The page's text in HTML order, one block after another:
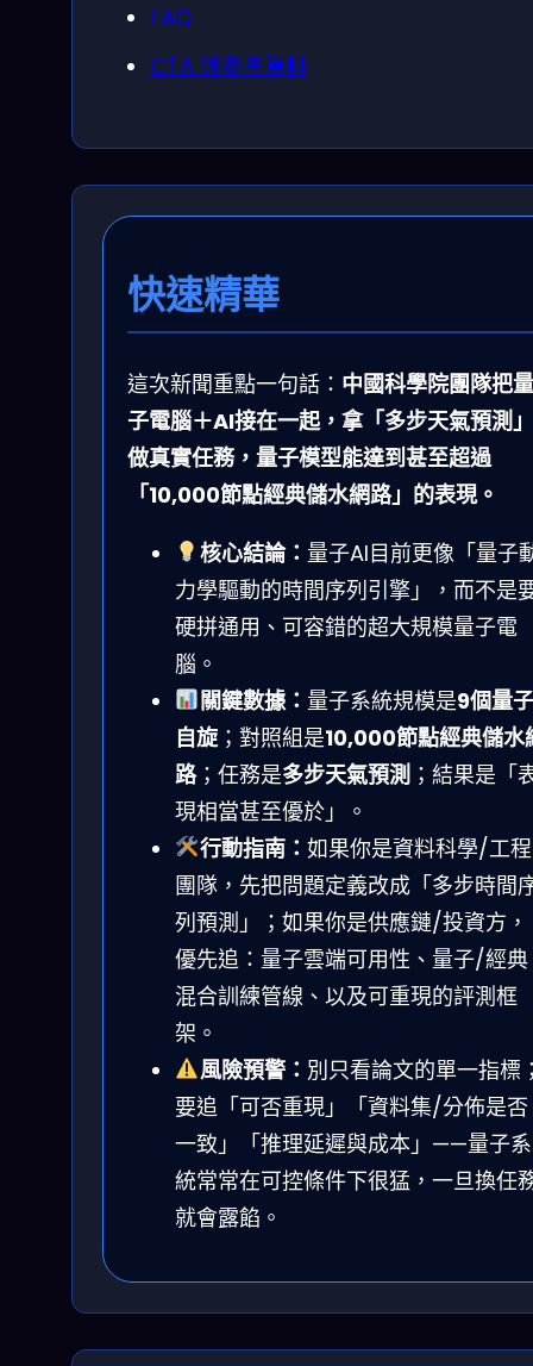
FAQ
CTA 與參考資料
快速精華
這次新聞重點一句話： 中國科學院團隊把量
子電腦＋AI接在一起，拿「多步天氣預測」
做真實任務，量子模型能達到甚至超過
「10,000節點經典儲水網路」的表現。
核心結論： 量子AI目前更像「量子
力學驅動的時間序列引擎」，而不是
硬拼通用、可容錯的超大規模量子電
腦。
關鍵數據： 量子系統規模是9個量子
自旋；對照組是10,000節點經典儲水
路；任務是多步天氣預測 ；結果是「
現相當甚至優於」。
行動指南： 如果你是資料科學/工程
團隊，先把問題定義改成「多步時間
列預測」；如果你是供應鏈/投資方，
優先追：量子雲端可用性、量子/經典
混合訓練管線、以及可重現的評測框
架。
風險預警： 別只看論文的單一指標
要追「可否重現」「資料集/分佈是否
一致」「推理延遲與成本」——量子系
統常常在可控條件下很猛，一旦換任
就會露餡。